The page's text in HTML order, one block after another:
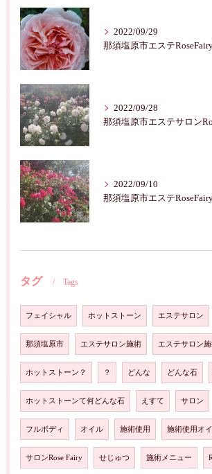
2022/09/29
那須塩原市エステ
2022/09/28
2022/09/10
タグ Tags
フェイシャル ホットストーン エステサロン
那須塩原市 エステサロン施術 エステサロン施
ホットストーン？ ？ どんな どんな石
ホットストーンて何どんな石 えすて サロン
フルボディ オイル 施術使用 施術使用オ
サロンRose Fairy せじゅつ 施術メニュー